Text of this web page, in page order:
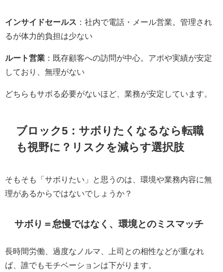
インサイドセールス ：社内で電話・メール営業。管理され
るが体力的負担は少ない
ルート営業 ：既存顧客への訪問が中心。アポや実績が安定
しており、無理がない
どちらもサボる必要がないほど、業務が安定しています。
ブロック5：サボりたくなるなら転職
も視野に？リスクを減らす選択肢
そもそも「サボりたい」と思うのは、環境や業務内容に無
理があるからではないでしょうか？
サボり＝怠慢ではなく、環境とのミスマッチ
長時間労働、過度なノルマ、上司との相性などが重なれ
ば、誰でもモチベーションは下がります。